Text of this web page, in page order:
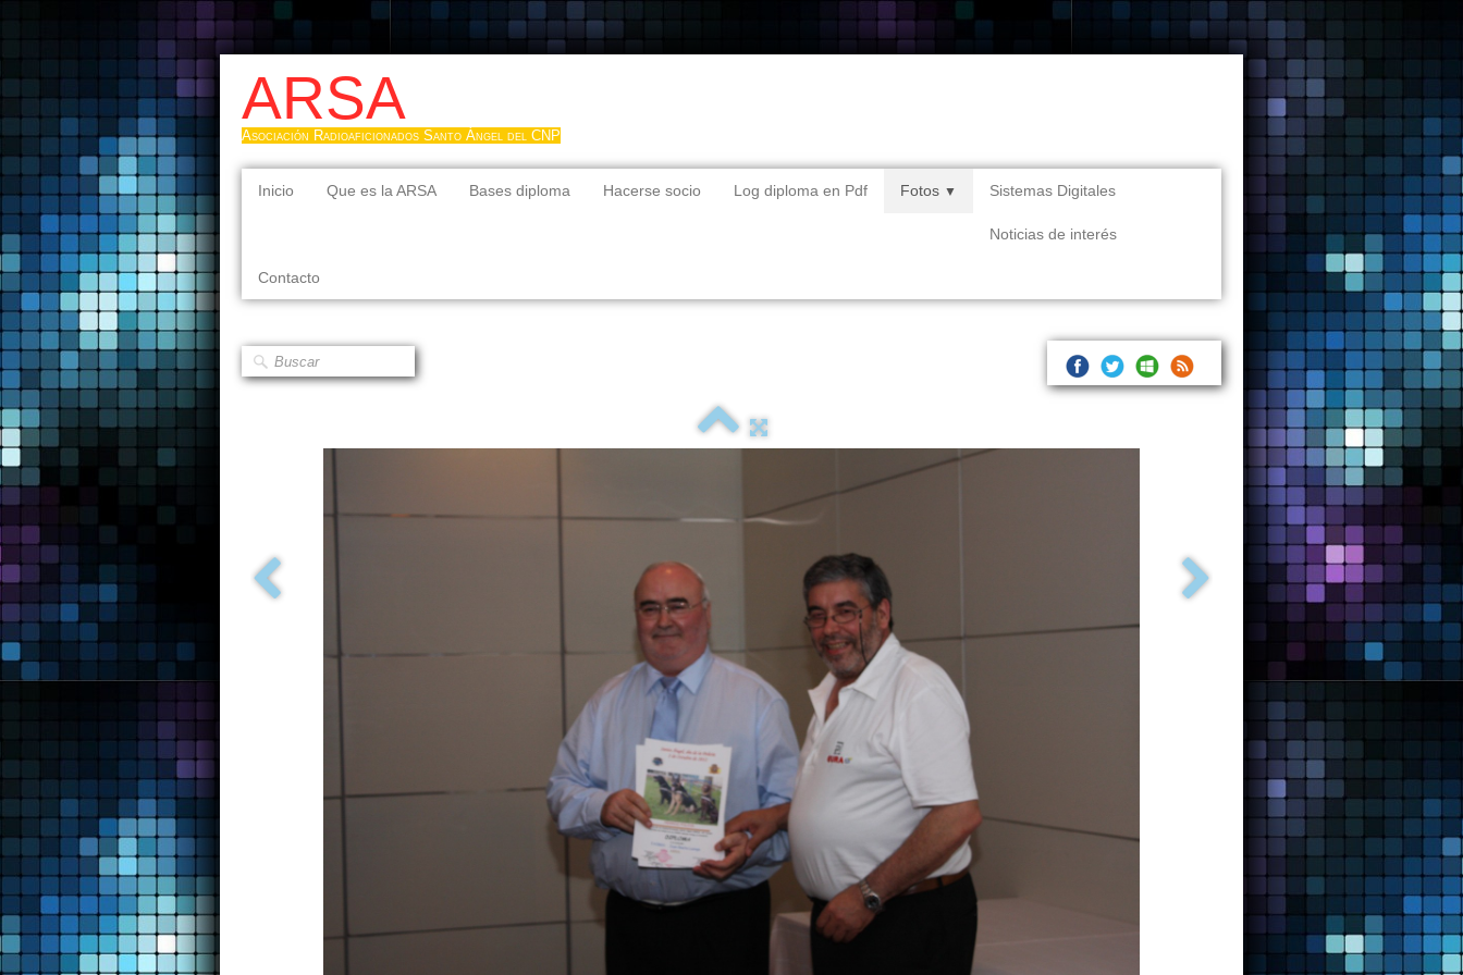
ARSA
Asociación Radioaficionados Santo Ángel del CNP
Inicio Que es la ARSA Bases diploma Hacerse socio Log diploma en Pdf Fotos ▼ Sistemas Digitales
Noticias de interés
Contacto